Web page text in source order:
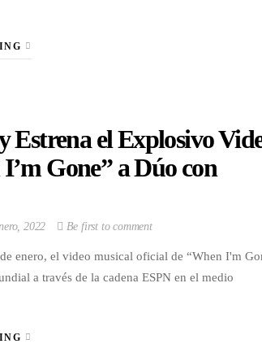
Estrena el Explosivo
Gone” a Dúo con
2022 Be first to comment
enero, el video musical oficial de “When I'm
a través de la cadena ESPN en el medio